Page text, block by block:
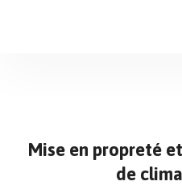
Mise en propreté
de